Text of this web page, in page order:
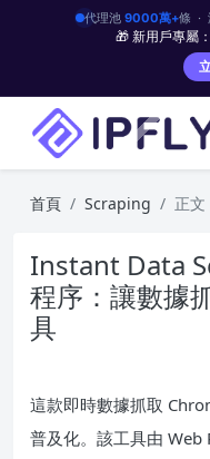
代理池 9000萬+條 ·
🎁 新用戶專屬：
首頁 Scraping 正文
Instant Data
程序：讓數據
具
這款即時數據抓取
普及化。該工具由 Web